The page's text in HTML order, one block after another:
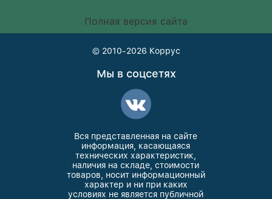
Полная версия сайта
© 2010-2026 Коррус
Мы в соцсетях
Вся представленная на сайте
информация, касающаяся
технических характеристик,
наличия на складе, стоимости
товаров, носит информационный
характер и ни при каких
условиях не является публичной